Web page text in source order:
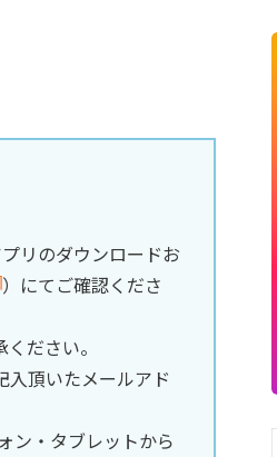
リのダウンロードお
）にてご確認くださ
ださい。
入頂いたメールアド
ン・タブレットから